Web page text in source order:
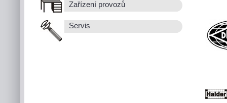
Zařízení provozů
Servis